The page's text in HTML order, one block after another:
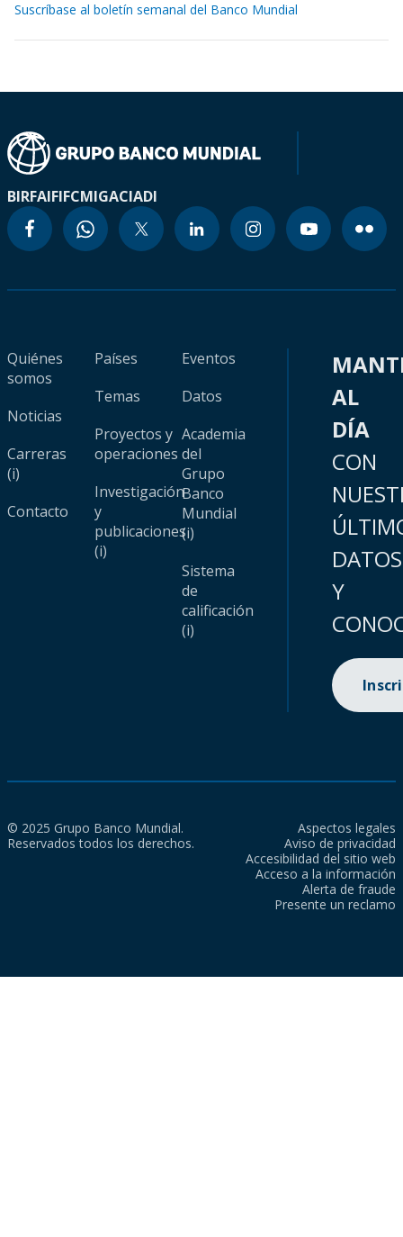
Suscríbase al boletín semanal del Banco Mundial
BIRFAIFIFCMIGACIADI
Quiénes
somos
Noticias
Carreras
(i)
Contacto
Países
Temas
Proyectos y
operaciones
Investigación
y
publicaciones
(i)
Eventos
Datos
Academia
del
Grupo
Banco
Mundial
(i)
Sistema
de
calificación
(i)
AL
DÍA
CON
DATOS
Y
© 2025 Grupo Banco Mundial.
Reservados todos los derechos.
Aspectos legales
Aviso de privacidad
Accesibilidad del sitio web
Acceso a la información
Alerta de fraude
Presente un reclamo